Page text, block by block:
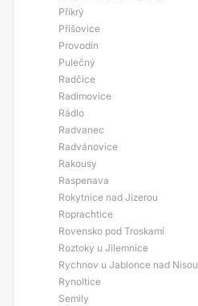
Příkrý
Příšovice
Provodín
Pulečný
Radčice
Radimovice
Rádlo
Radvanec
Radvánovice
Rakousy
Raspenava
Rokytnice nad Jizerou
Roprachtice
Rovensko pod Troskami
Roztoky u Jilemnice
Rychnov u Jablonce nad Nisou
Rynoltice
Semily